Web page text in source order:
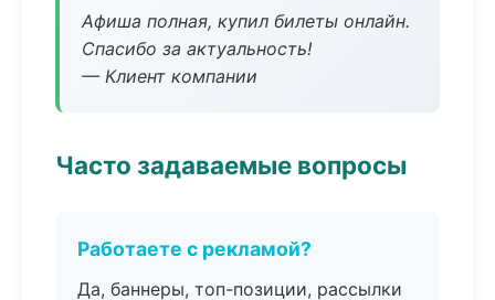
Афиша полная, купил билеты онлайн.
Спасибо за актуальность!
— Клиент компании
Часто задаваемые вопросы
Работаете с рекламой?
Да, баннеры, топ-позиции, рассылки